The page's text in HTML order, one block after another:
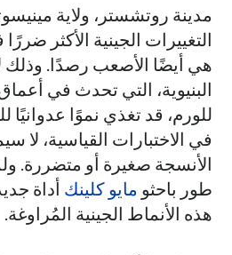
مدينة روتشستر، ولاية
التغييرات الجينية الأكثر
هي أيضًا الأصعب رصدًا. وذلك
البنيوية، التي تحدث في
للورم، قد تغذي نموًا عدوانيًا
في الاختبارات القياسية، لا
الأنسجة صغيرة أو متضررة.
طور باحثو مايو كلينك أداة
هذه الأنماط الجينية المُراوغة.